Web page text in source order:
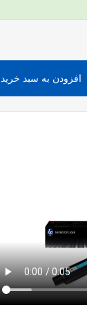
افزودن به سبد خرید